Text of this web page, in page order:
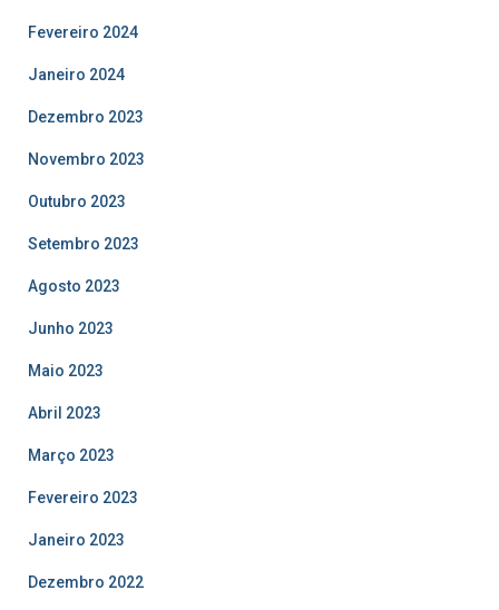
Fevereiro 2024
Janeiro 2024
Dezembro 2023
Novembro 2023
Outubro 2023
Setembro 2023
Agosto 2023
Junho 2023
Maio 2023
Abril 2023
Março 2023
Fevereiro 2023
Janeiro 2023
Dezembro 2022